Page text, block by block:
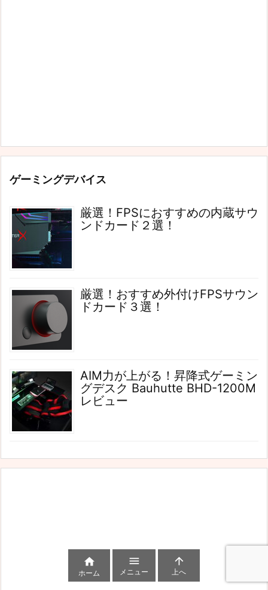
ゲーミングデバイス
厳選！FPSにおすすめの内蔵サウ
ンドカード２選！
厳選！おすすめ外付けFPSサウン
ドカード３選！
AIM力が上がる！昇降式ゲーミン
グデスク Bauhutte BHD-1200M
レビュー

ホーム

メニュー

上へ